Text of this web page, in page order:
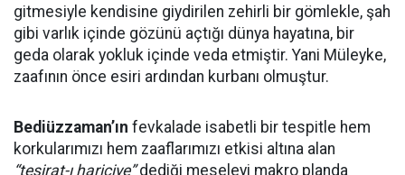
gitmesiyle kendisine giydirilen zehirli bir gömlekle, şah
gibi varlık içinde gözünü açtığı dünya hayatına, bir
geda olarak yokluk içinde veda etmiştir. Yani Müleyke,
zaafının önce esiri ardından kurbanı olmuştur.
Bediüzzaman’ın fevkalade isabetli bir tespitle hem
korkularımızı hem zaaflarımızı etkisi altına alan
“tesirat-ı hariciye”dediği meseleyi makro planda